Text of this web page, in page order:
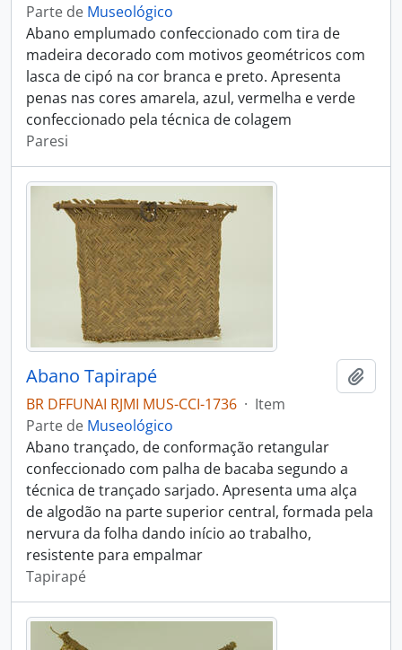
Parte de Museológico
Abano emplumado confeccionado com tira de
madeira decorado com motivos geométricos com
lasca de cipó na cor branca e preto. Apresenta
penas nas cores amarela, azul, vermelha e verde
confeccionado pela técnica de colagem
Paresi
Abano Tapirapé
BR DFFUNAI RJMI MUS-CCI-1736 · Item
Parte de Museológico
Abano trançado, de conformação retangular
confeccionado com palha de bacaba segundo a
técnica de trançado sarjado. Apresenta uma alça
de algodão na parte superior central, formada pela
nervura da folha dando início ao trabalho,
resistente para empalmar
Tapirapé